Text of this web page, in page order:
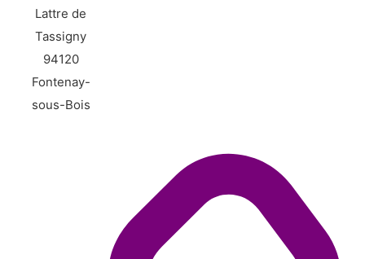
Lattre de
Tassigny
94120
Fontenay-
sous-Bois